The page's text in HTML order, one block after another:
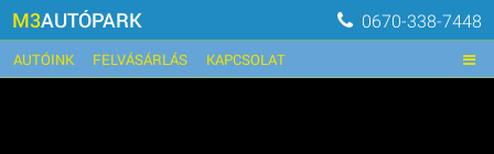
M3AUTÓPARK 0670-338-7448
AUTÓINK FELVÁSÁRLÁS KAPCSOLAT